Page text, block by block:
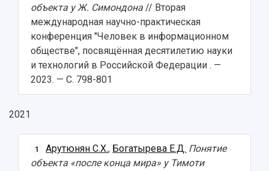
Центр истории авиационных двигателей
Ботанический сад
Умный дом бабочек
Международный межвузовский кампус
Сведения об образовательной организации
Официальные документы
объекта у Ж. Симондона // Вторая
международная научно-практическая
конференция "Человек в информационном
обществе", посвящённая десятилетию науки
и технологий в Российской Федерации . —
2023. — С. 798-801
2021
1 Арутюнян С.Х., Богатырева Е.Д. Понятие
объекта «после конца мира» у Тимоти